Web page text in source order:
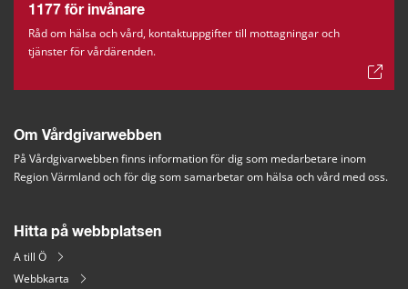
1177 för invånare
Råd om hälsa och vård, kontaktuppgifter till mottagningar och
tjänster för vårdärenden.
Om Vårdgivarwebben
På Vårdgivarwebben finns information för dig som medarbetare inom
Region Värmland och för dig som samarbetar om hälsa och vård med oss.
Hitta på webbplatsen
A till Ö
Webbkarta